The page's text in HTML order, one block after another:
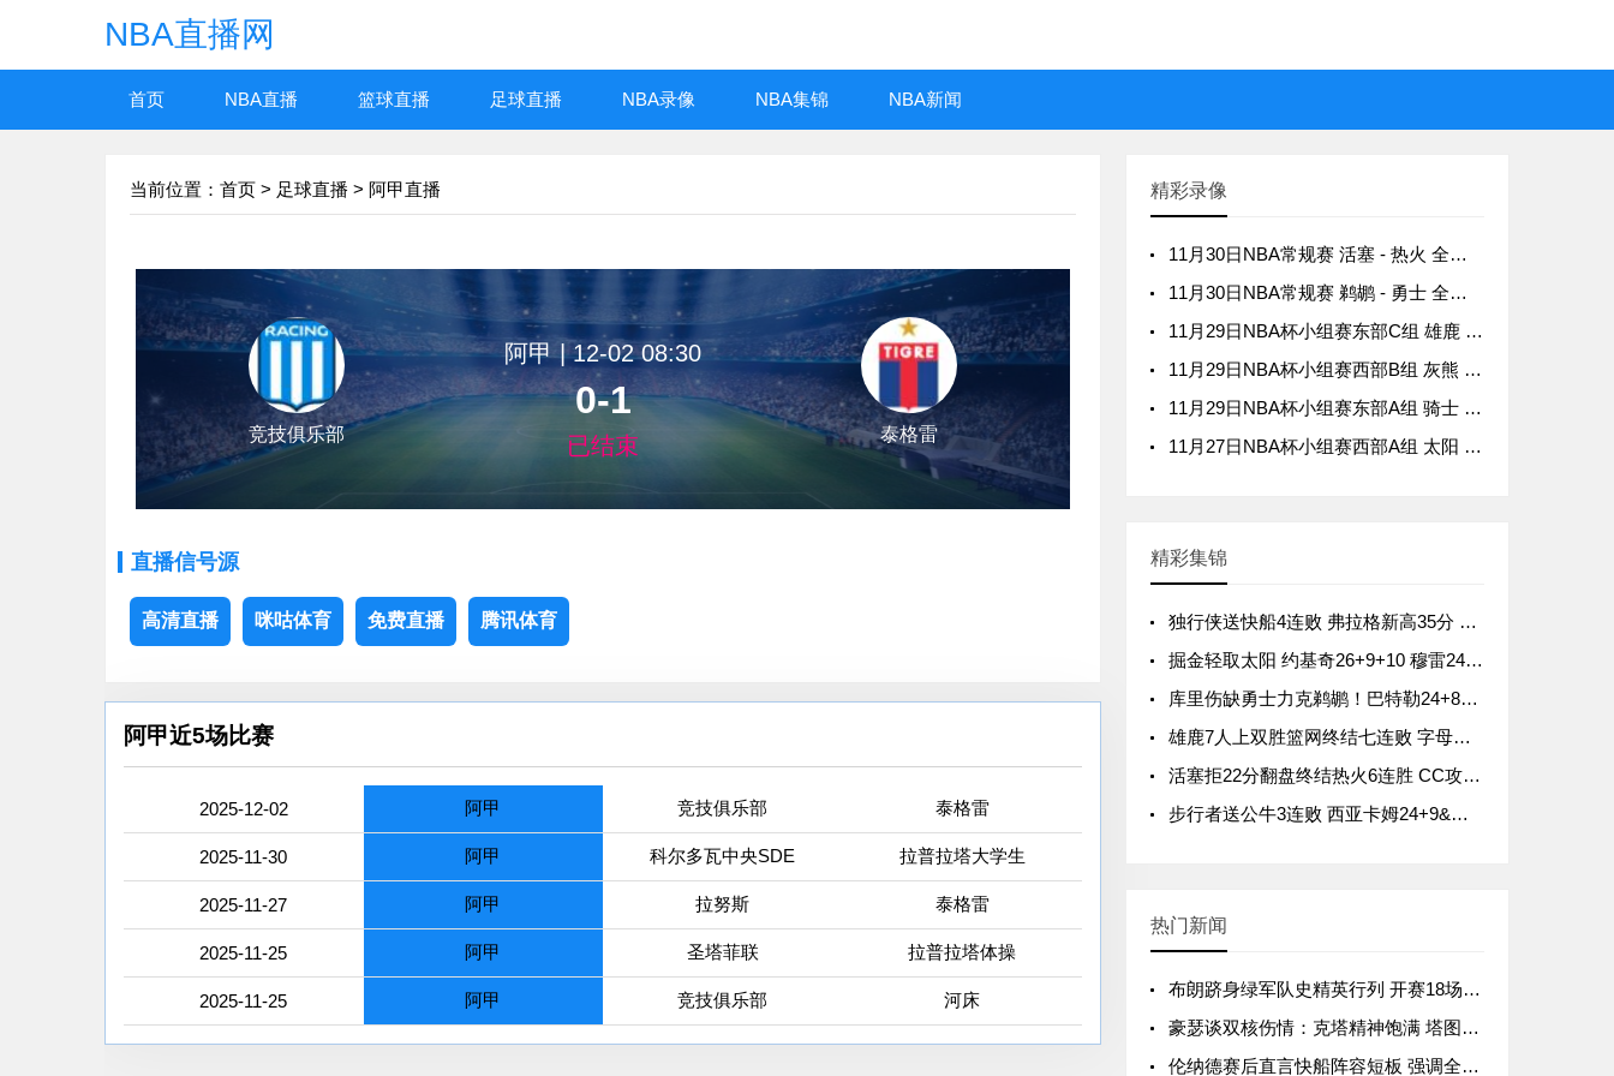
NBA直播网
首页 NBA直播 篮球直播 足球直播 NBA录像 NBA集锦 NBA新闻
当前位置： 首页 > 足球直播 > 阿甲直播
竞技俱乐部
阿甲 | 12-02 08:30
0-1
已结束 泰格雷
直播信号源
高清直播 咪咕体育 免费直播 腾讯体育
阿甲近5场比赛
2025-12-02 阿甲 竞技俱乐部 泰格雷
2025-11-30 阿甲 科尔多瓦中央SDE 拉普拉塔大学生
2025-11-27 阿甲 拉努斯 泰格雷
2025-11-25 阿甲 圣塔菲联 拉普拉塔体操
2025-11-25 阿甲 竞技俱乐部 河床
精彩录像
11月30日NBA常规赛 活塞 - 热火 全场录像
11月30日NBA常规赛 鹈鹕 - 勇士 全场录像
11月29日NBA杯小组赛东部C组 雄鹿 - 尼克斯 全场录像
11月29日NBA杯小组赛西部B组 灰熊 - 快船 全场录像
11月29日NBA杯小组赛东部A组 骑士 - 老鹰 全场录像
11月27日NBA杯小组赛西部A组 太阳 - 国王 全场录像
精彩集锦
独行侠送快船4连败 弗拉格新高35分 哈登19罚7失误 克莱23分
掘金轻取太阳 约基奇26+9+10 穆雷24分 狄龙27分
库里伤缺勇士力克鹈鹕！巴特勒24+8+10 佩顿19+11 锡安25+7
雄鹿7人上双胜篮网终结七连败 字母哥19分钟29+8 沃尔夫22分
活塞拒22分翻盘终结热火6连胜 CC攻防致胜&29+8 维金斯31+6
步行者送公牛3连败 西亚卡姆24+9&中投绝杀 吉迪17+11+7
热门新闻
布朗跻身绿军队史精英行列 开赛18场500分比肩两大传奇
豪瑟谈双核伤情：克塔精神饱满 塔图姆回归顺其自然
伦纳德赛后直言快船阵容短板 强调全员需提升表现